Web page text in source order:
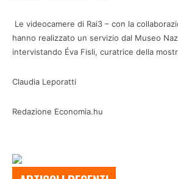
Le videocamere di Rai3 – con la
hanno realizzato un servizio dal Museo
intervistando Éva Fisli, curatrice della
Claudia Leporatti
Redazione Economia.hu